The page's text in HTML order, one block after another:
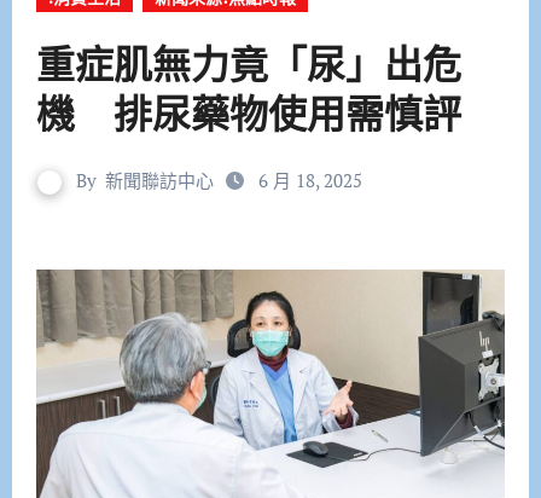
重症肌無力竟「尿」出危
機 排尿藥物使用需慎評
By 新聞聯訪中心 6 月 18, 2025